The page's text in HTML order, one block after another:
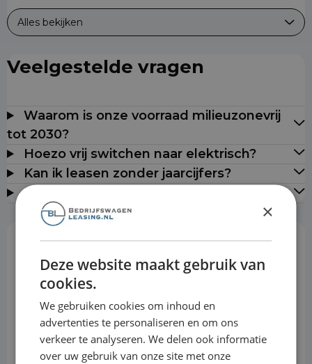
Alles bekijken
Veelgestelde vragen
Waarom is onze voorraad milieuzonevrij
tot 2030?
Hoezo vrij switchen naar elektrisch?
Kan ik leasen zonder jaarcijfers?
Leveren jullie door heel Nederland?
Rekentool
Aanbetaling
Looptijd
×
Deze website maakt gebruik van
cookies.
We gebruiken cookies om inhoud en
advertenties te personaliseren en om ons
verkeer te analyseren. We delen ook informatie
over uw gebruik van onze site met onze